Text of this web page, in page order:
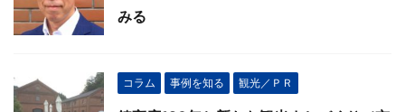
みる
コラム 事例を知る 観光／ＰＲ